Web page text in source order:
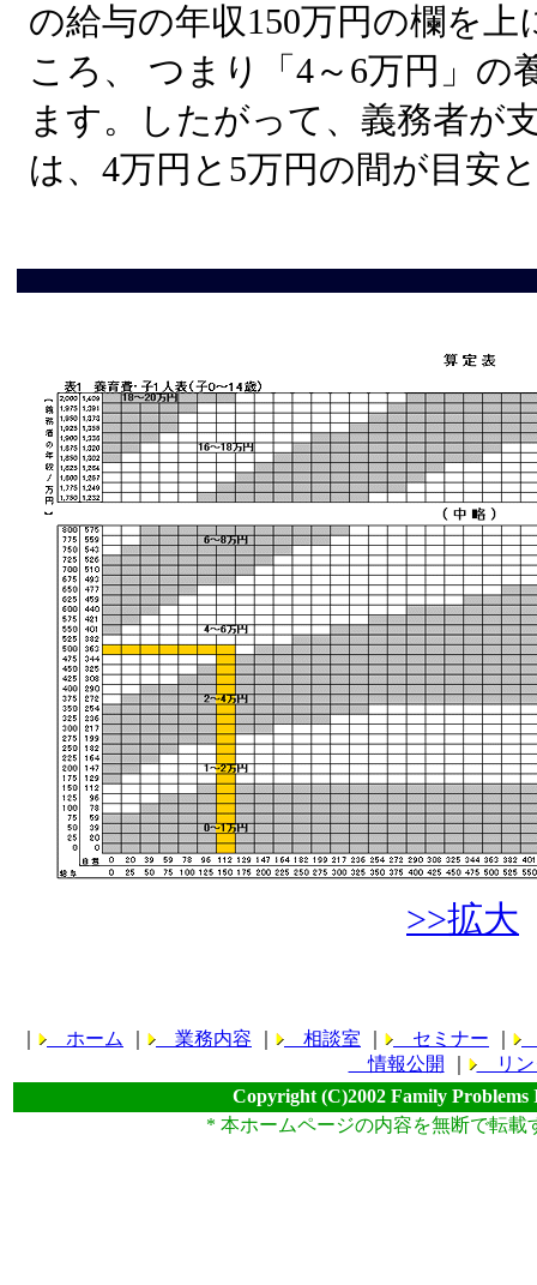
の給与の年収150万円の欄を
ころ、 つまり「4～6万円」の
ます。したがって、義務者が
は、4万円と5万円の間が目安
>>拡大
ホーム 業務内容 相談室 セミナー
情報公開
リン
Copyright (C)2002 Family
* 本ホームページの内容を無断で転載